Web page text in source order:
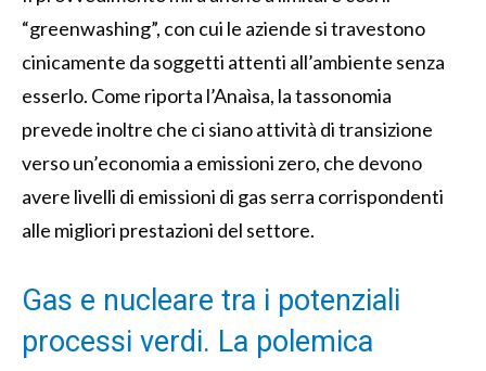
“greenwashing”, con cui le aziende si travestono
cinicamente da soggetti attenti all’ambiente senza
esserlo. Come riporta l’Anaìsa, la tassonomia
prevede inoltre che ci siano attività di transizione
verso un’economia a emissioni zero, che devono
avere livelli di emissioni di gas serra corrispondenti
alle migliori prestazioni del settore.
Gas e nucleare tra i potenziali
processi verdi. La polemica